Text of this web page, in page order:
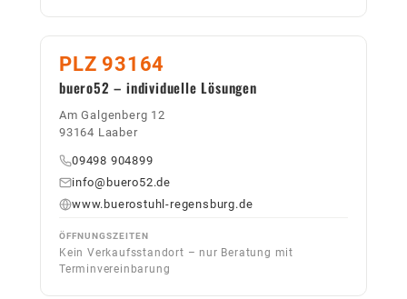
PLZ 93164
buero52 – individuelle Lösungen
Am Galgenberg 12
93164 Laaber
09498 904899
info@buero52.de
www.buerostuhl-regensburg.de
ÖFFNUNGSZEITEN
Kein Verkaufsstandort – nur Beratung mit
Terminvereinbarung